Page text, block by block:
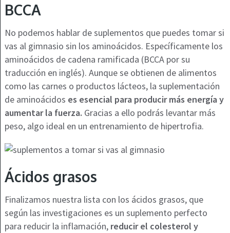
BCCA
No podemos hablar de suplementos que puedes tomar si
vas al gimnasio sin los aminoácidos. Específicamente los
aminoácidos de cadena ramificada (BCCA por su
traducción en inglés). Aunque se obtienen de alimentos
como las carnes o productos lácteos, la suplementación
de aminoácidos es esencial para producir más energía y
aumentar la fuerza. Gracias a ello podrás levantar más
peso, algo ideal en un entrenamiento de hipertrofia.
Ácidos grasos
Finalizamos nuestra lista con los ácidos grasos, que
según las investigaciones es un suplemento perfecto
para reducir la inflamación, reducir el colesterol y